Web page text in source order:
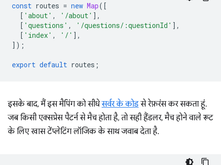
const routes = new Map([
[ 'about' , '/about' ],
[ 'questions' , '/questions/:questionId' ],
[ 'index' , '/' ],
]);
export default routes ;
इसके बाद, मैं इस मैपिंग को सीधेसर्वर के कोडसे रेफ़रंस कर सकता हूं.
जब किसी एक्सप्रेस पैटर्न से मैच होता है, तो सही हैंडलर, मैच होने वाले रूट
के लिए खास टेंप्लेटिंग लॉजिक के साथ जवाब देता है.